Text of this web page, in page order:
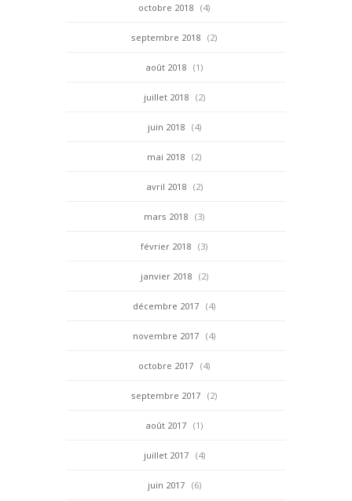
octobre 2018 (4)
septembre 2018 (2)
août 2018 (1)
juillet 2018 (2)
juin 2018 (4)
mai 2018 (2)
avril 2018 (2)
mars 2018 (3)
février 2018 (3)
janvier 2018 (2)
décembre 2017 (4)
novembre 2017 (4)
octobre 2017 (4)
septembre 2017 (2)
août 2017 (1)
juillet 2017 (4)
juin 2017 (6)